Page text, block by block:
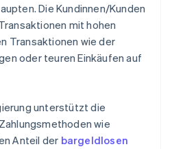
Die Kundinnen/Kunden
mit hohen
Transaktionen wie der
oder teuren Einkäufen auf
unterstützt die
wie
Anteil der bargeldlosen